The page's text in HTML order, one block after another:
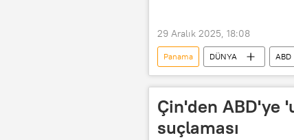
29 Aralık 2025, 18:08
Panama DÜNYA ABD
Çin'den ABD'ye
suçlaması